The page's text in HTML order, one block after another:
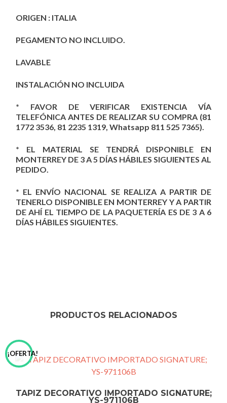
ORIGEN : ITALIA
PEGAMENTO NO INCLUIDO.
LAVABLE
INSTALACIÓN NO INCLUIDA
* FAVOR DE VERIFICAR EXISTENCIA VÍA
TELEFÓNICA ANTES DE REALIZAR SU COMPRA (81
1772 3536, 81 2235 1319, Whatsapp 811 525 7365).
* EL MATERIAL SE TENDRÁ DISPONIBLE EN
MONTERREY DE 3 A 5 DÍAS HÁBILES SIGUIENTES AL
PEDIDO.
* EL ENVÍO NACIONAL SE REALIZA A PARTIR DE
TENERLO DISPONIBLE EN MONTERREY Y A PARTIR
DE AHÍ EL TIEMPO DE LA PAQUETERÍA ES DE 3 A 6
DÍAS HÁBILES SIGUIENTES.
PRODUCTOS RELACIONADOS
¡OFERTA!
TAPIZ DECORATIVO IMPORTADO SIGNATURE;
YS-971106B